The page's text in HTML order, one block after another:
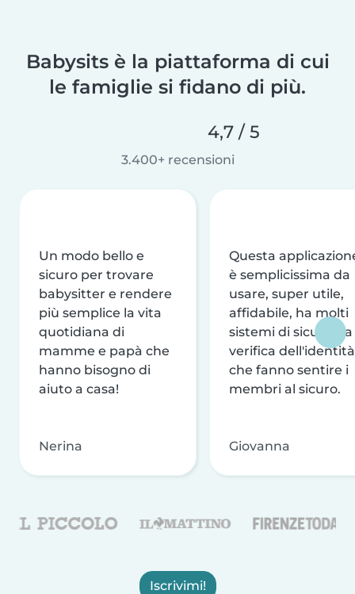
Babysits è la piattaforma di cui
le famiglie si fidano di più.
4,7 / 5
3.400+ recensioni
Un modo bello e
sicuro per trovare
babysitter e rendere
più semplice la vita
quotidiana di
mamme e papà che
hanno bisogno di
aiuto a casa!
Nerina
Questa
è semplicissima da
usare, super utile,
affidabile, ha molti
sistemi di sicurezza
verifica dell'identità
che fanno sentire i
membri al sicuro.
Giovanna
Iscrivimi!